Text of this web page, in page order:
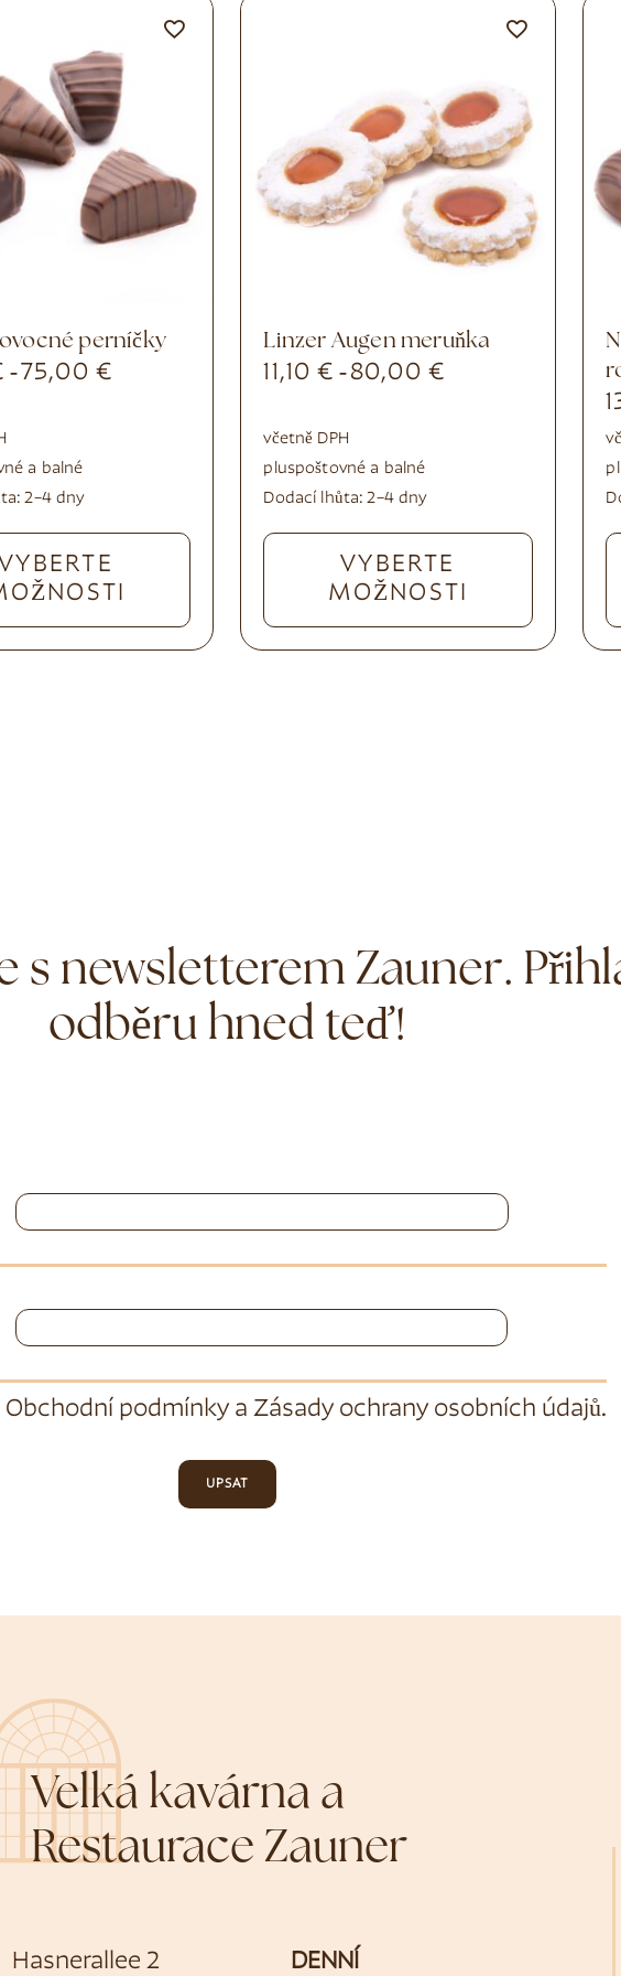
ovocné perníčky
-75,00 €
a balné
2–4 dny
Linzer Augen meruňka
11,10€ - 80,00 €
včetně DPH
pluspoštovné a balné
Dodací lhůta:2–4 dny
VYBERTE
MOŽNOSTI
Nugátové půlměsícové
s newsletterem Zauner.
odběru hned teď!
Obchodní podmínkya Zásady ochrany osobních údajů.
UPSAT
Velká kavárna a
Restaurace Zauner
Hasnerallee 2 DENNÍ